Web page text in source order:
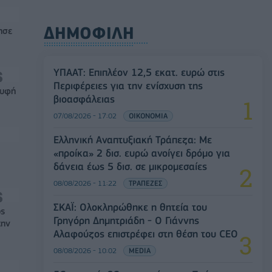
ΔΗΜΟΦΙΛΗ
ΥΠΑΑΤ: Επιπλέον 12,5 εκατ. ευρώ στις
Περιφέρειες για την ενίσχυση της
βιοασφάλειας
07/08/2026 - 17:02 ΟΙΚΟΝΟΜΙΑ
Ελληνική Αναπτυξιακή Τράπεζα: Με
«προίκα» 2 δισ. ευρώ ανοίγει δρόμο για
δάνεια έως 5 δισ. σε μικρομεσαίες
08/08/2026 - 11:22 ΤΡΑΠΕΖΕΣ
ΣΚΑΪ: Ολοκληρώθηκε η θητεία του
Γρηγόρη Δημητριάδη - Ο Γιάννης
Αλαφούζος επιστρέφει στη θέση του CEO
08/08/2026 - 10:02 MEDIA